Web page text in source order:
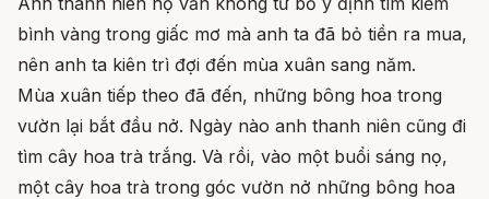
bình vàng trong giấc mơ mà anh ta đã bỏ tiền ra mua,
nên anh ta kiên trì đợi đến mùa xuân sang năm.
Mùa xuân tiếp theo đã đến, những bông hoa trong
vườn lại bắt đầu nở. Ngày nào anh thanh niên cũng đi
tìm cây hoa trà trắng. Và rồi, vào một buổi sáng nọ,
một cây hoa trà trong góc vườn nở những bông hoa